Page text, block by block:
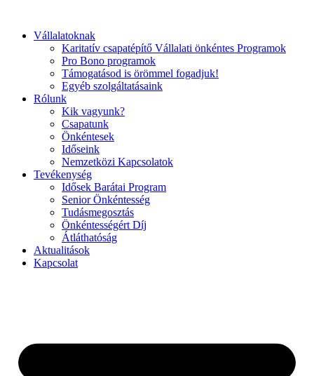
tartalomhozVállalatoknak
Karitatív csapatépítő Vállalati önkéntes Programok
Pro Bono programok
Támogatásod is örömmel fogadjuk!
Egyéb szolgáltatásaink
Rólunk
Kik vagyunk?
Csapatunk
Önkéntesek
Időseink
Nemzetközi Kapcsolatok
Tevékenység
Idősek Barátai Program
Senior Önkéntesség
Tudásmegosztás
Önkéntességért Díj
Átláthatóság
Aktualitások
Kapcsolat